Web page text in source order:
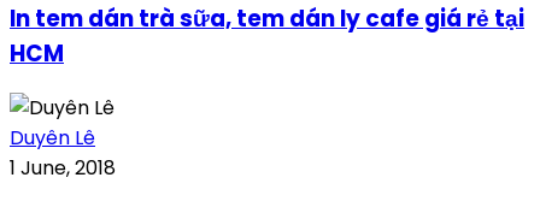
In tem dán trà sữa, tem dán ly cafe giá rẻ tại
HCM
Duyên Lê
1 June, 2018